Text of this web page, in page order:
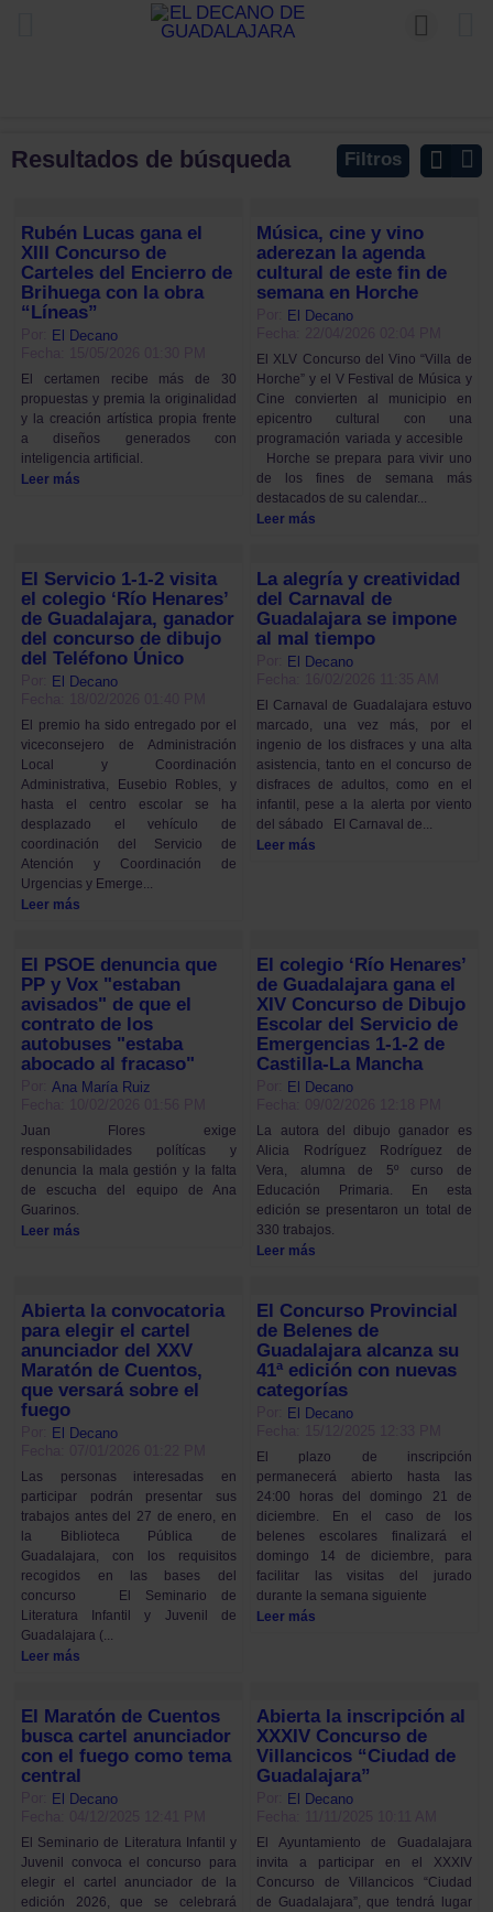
Filtros
Resultados de búsqueda
Rubén Lucas gana el
XIII Concurso de
Carteles del Encierro de
Brihuega con la obra
“Líneas”
El Decano
El certamen recibe más de 30
propuestas y premia la originalidad
y la creación artística propia frente
a diseños generados con
inteligencia artificial.
Leer más
Música, cine y vino
aderezan la agenda
cultural de este fin de
semana en Horche
El Decano
El XLV Concurso del Vino “Villa de
Horche” y el V Festival de Música y
Cine convierten al municipio en
epicentro cultural con una
programación variada y accesible
Horche se prepara para vivir uno
de los fines de semana más
destacados de su calendar...
Leer más
El Servicio 1-1-2 visita
el colegio ‘Río Henares’
de Guadalajara, ganador
del concurso de dibujo
del Teléfono Único
El Decano
El premio ha sido entregado por el
viceconsejero de Administración
Local y Coordinación
Administrativa, Eusebio Robles, y
hasta el centro escolar se ha
desplazado el vehículo de
coordinación del Servicio de
Atención y Coordinación de
Urgencias y Emerge...
Leer más
La alegría y creatividad
del Carnaval de
Guadalajara se impone
al mal tiempo
El Decano
El Carnaval de Guadalajara estuvo
marcado, una vez más, por el
ingenio de los disfraces y una alta
asistencia, tanto en el concurso de
disfraces de adultos, como en el
infantil, pese a la alerta por viento
del sábado El Carnaval de...
Leer más
El PSOE denuncia que
PP y Vox "estaban
avisados" de que el
contrato de los
autobuses "estaba
abocado al fracaso"
Por:Ana María Ruiz
Juan Flores exige
responsabilidades polítícas y
denuncia la mala gestión y la falta
de escucha del equipo de Ana
Guarinos.
Leer más
El colegio ‘Río Henares’
de Guadalajara gana el
XIV Concurso de Dibujo
Escolar del Servicio de
Emergencias 1-1-2 de
Castilla-La Mancha
El Decano
La autora del dibujo ganador es
Alicia Rodríguez Rodríguez de
Vera, alumna de 5º curso de
Educación Primaria. En esta
edición se presentaron un total de
330 trabajos.
Leer más
Abierta la convocatoria
para elegir el cartel
anunciador del XXV
Maratón de Cuentos,
que versará sobre el
fuego
El Decano
Las personas interesadas en
participar podrán presentar sus
trabajos antes del 27 de enero, en
la Biblioteca Pública de
Guadalajara, con los requisitos
recogidos en las bases del
concurso El Seminario de
Literatura Infantil y Juvenil de
Guadalajara (...
Leer más
El Concurso Provincial
de Belenes de
Guadalajara alcanza su
41ª edición con nuevas
categorías
El Decano
El plazo de inscripción
permanecerá abierto hasta las
24:00 horas del domingo 21 de
diciembre. En el caso de los
belenes escolares finalizará el
domingo 14 de diciembre, para
facilitar las visitas del jurado
durante la semana siguiente
Leer más
El Maratón de Cuentos
busca cartel anunciador
con el fuego como tema
central
El Decano
El Seminario de Literatura Infantil y
Juvenil convoca el concurso para
elegir el cartel anunciador de la
edición 2026, que se celebrará
Abierta la inscripción al
XXXIV Concurso de
Villancicos “Ciudad de
Guadalajara”
El Decano
El Ayuntamiento de Guadalajara
invita a participar en el XXXIV
Concurso de Villancicos “Ciudad
de Guadalajara”, que tendrá lugar